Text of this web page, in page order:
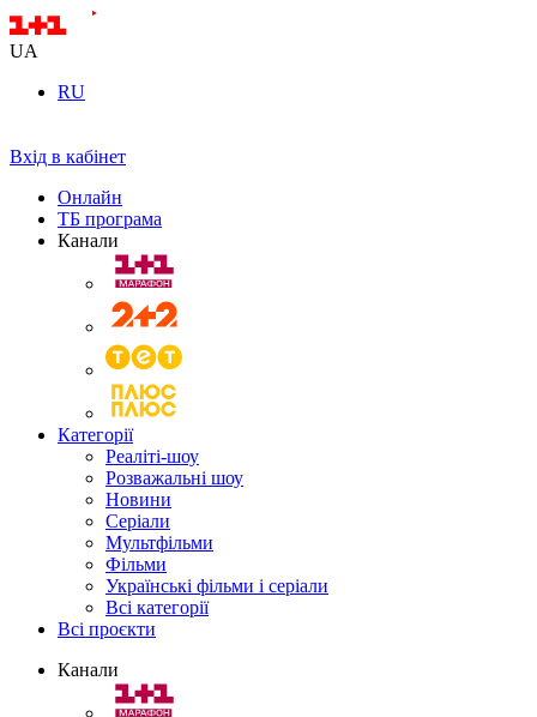
UA
RU
Вхід в кабінет
Онлайн
ТБ програма
Канали
Категорії
Реаліті-шоу
Розважальні шоу
Новини
Серіали
Мультфільми
Фільми
Українські фільми і серіали
Всі категорії
Всі проєкти
Канали